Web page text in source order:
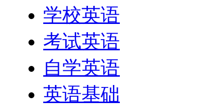
学校英语
考试英语
自学英语
英语基础